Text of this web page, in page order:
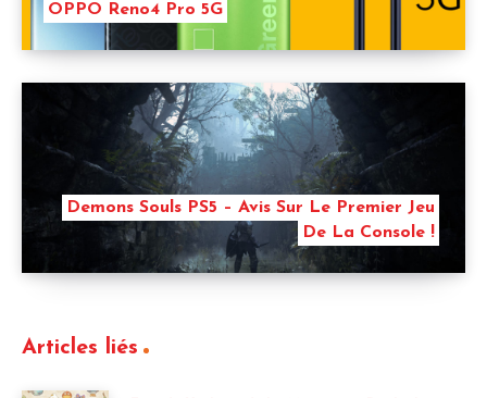
OPPO Reno4 Pro 5G
Demons Souls PS5 – Avis Sur Le Premier Jeu
De La Console !
Articles liés